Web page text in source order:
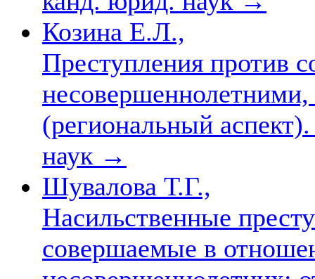
Козина Е.Л.,
Преступления против
(региональный
наук →
Шувалова Т.Г.,
Насильственные
совершаемые в